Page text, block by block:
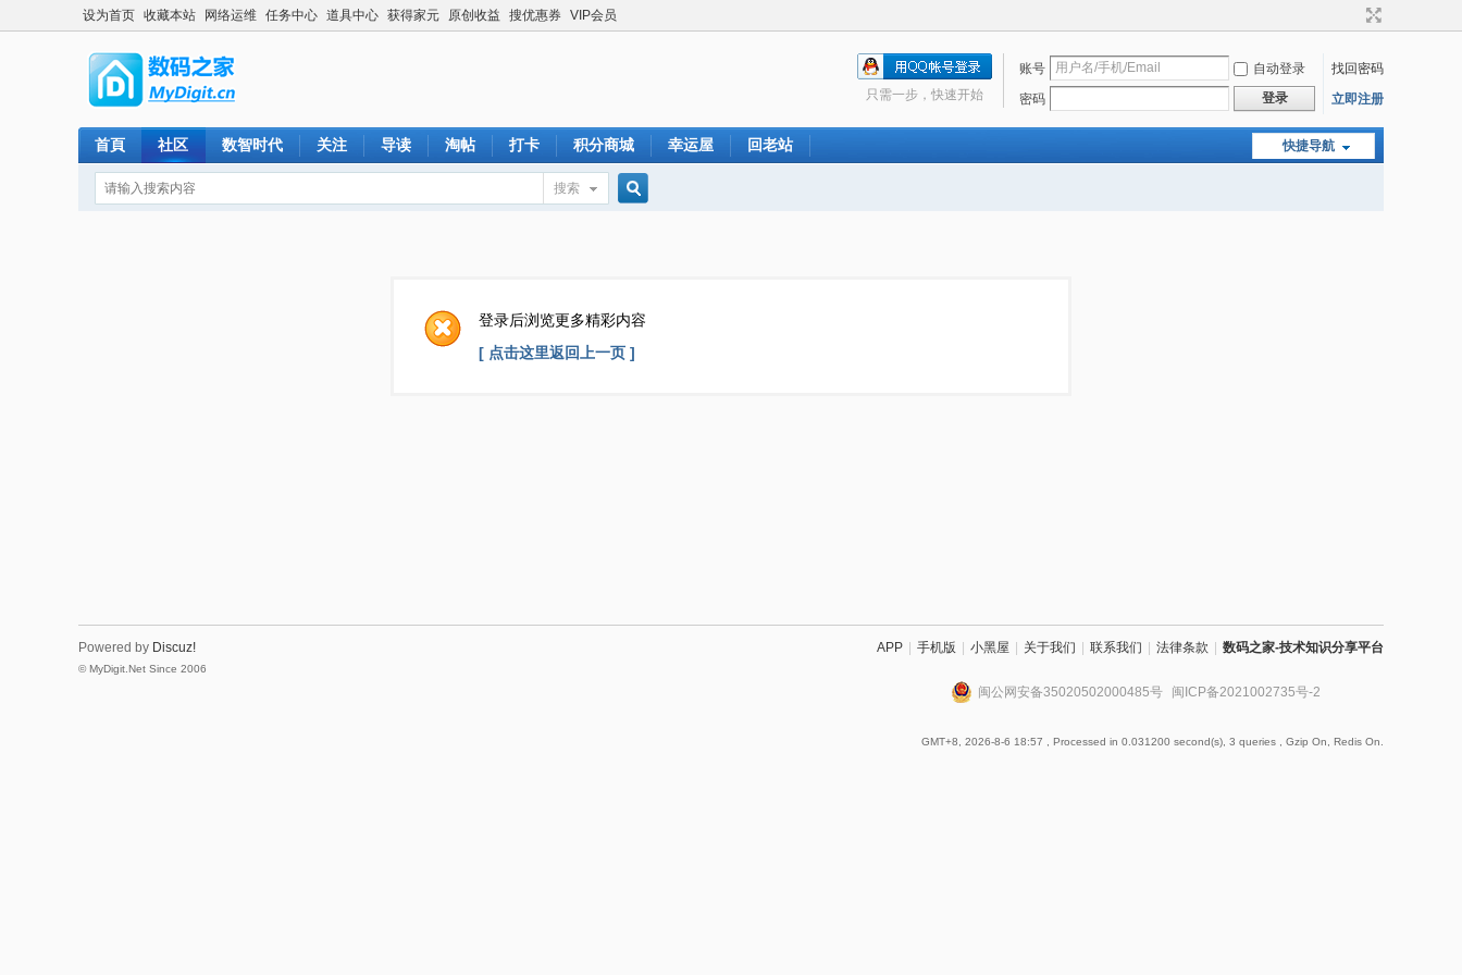
设为首页 收藏本站 网络运维 任务中心 道具中心 获得家元 原创收益 搜优惠券 VIP会员
账号 自动登录
找回密码
密码
登录 立即注册
只需一步，快速开始
快捷导航
首頁 社区 数智时代 关注 导读 淘帖 打卡 积分商城 幸运屋 回老站
搜索
索
登录后浏览更多精彩内容
[ 点击这里返回上一页 ]
APP 手机版 小黑屋 关于我们 联系我们 法律条款 数码之家-技术知识分享平台
闽公网安备35020502000485号 闽ICP备2021002735号-2
GMT+8, 2026-8-6 18:57 , Processed in 0.031200 second(s), 3 queries , Gzip On, Redis On.
Powered by Discuz!
© MyDigit.Net Since 2006